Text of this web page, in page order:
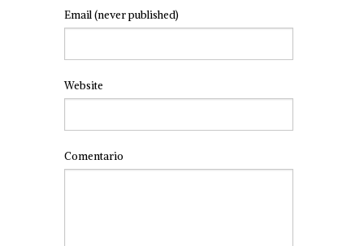
Email(never published)
Website
Comentario